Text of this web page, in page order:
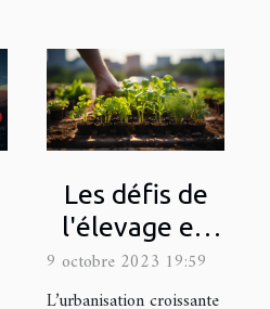
Les défis de
l'élevage en
milieu urbain :
quel matériel
9 octobre 2023 19:59
L’urbanisation croissante